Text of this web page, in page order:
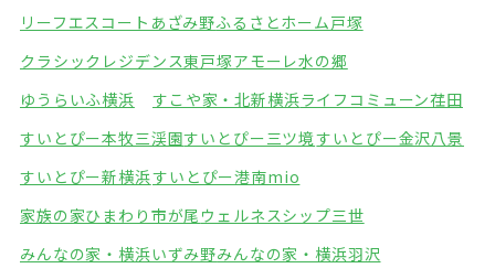
リーフエスコートあざみ野ふるさとホーム戸塚
クラシックレジデンス東戸塚アモーレ水の郷
ゆうらいふ横浜
すこや家・北新横浜ライフコミューン荏田
すいとぴー本牧三渓園すいとぴー三ツ境すいとぴー金沢八景
すいとぴー新横浜すいとぴー港南mio
家族の家ひまわり市が尾 ウェルネスシップ三世
みんなの家・横浜いずみ野みんなの家・横浜羽沢